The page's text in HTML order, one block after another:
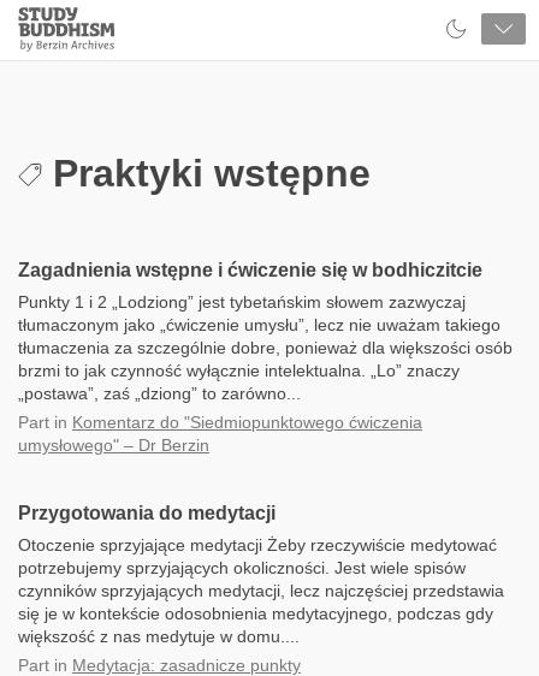
Close
Study
Buddhism
Praktyki wstępne
Zagadnienia wstępne i ćwiczenie się w bodhiczitcie
Punkty 1 i 2 „Lodziong” jest tybetańskim słowem zazwyczaj
tłumaczonym jako „ćwiczenie umysłu”, lecz nie uważam takiego
tłumaczenia za szczególnie dobre, ponieważ dla większości osób
brzmi to jak czynność wyłącznie intelektualna. „Lo” znaczy
„postawa”, zaś „dziong” to zarówno...
Part in Komentarz do "Siedmiopunktowego ćwiczenia
umysłowego" – Dr Berzin
Przygotowania do medytacji
Otoczenie sprzyjające medytacji Żeby rzeczywiście medytować
potrzebujemy sprzyjających okoliczności. Jest wiele spisów
czynników sprzyjających medytacji, lecz najczęściej przedstawia
się je w kontekście odosobnienia medytacyjnego, podczas gdy
większość z nas medytuje w domu....
Part in Medytacja: zasadnicze punkty